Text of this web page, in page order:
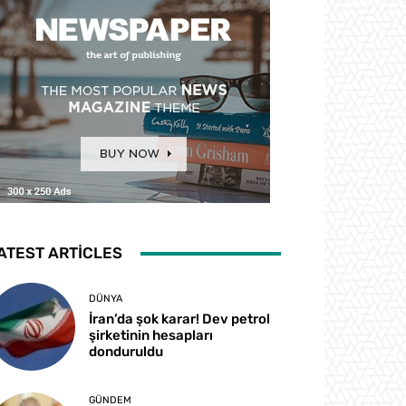
ARTICLES
DÜNYA
İran’da şok karar! Dev petrol
şirketinin hesapları
donduruldu
GÜNDEM